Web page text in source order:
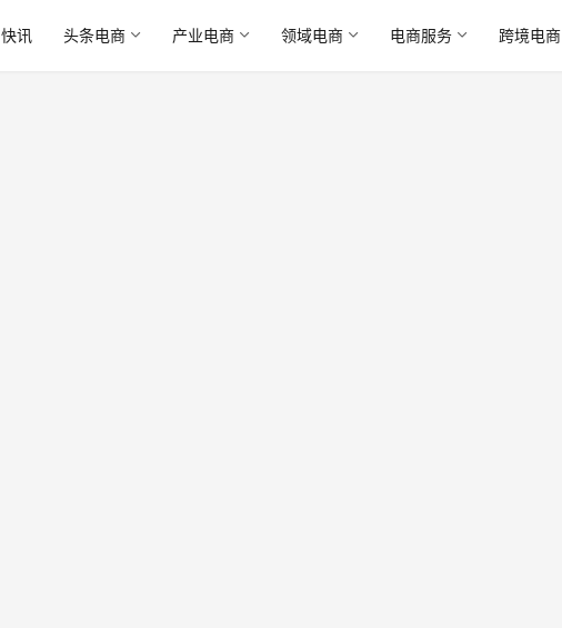
快讯 头条电商 产业电商 领域电商 电商服务 跨境电商